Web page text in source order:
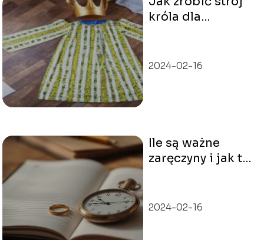
króla dla
2024-02-16
Ile są ważne
zaręczyny i jak to
2024-02-16